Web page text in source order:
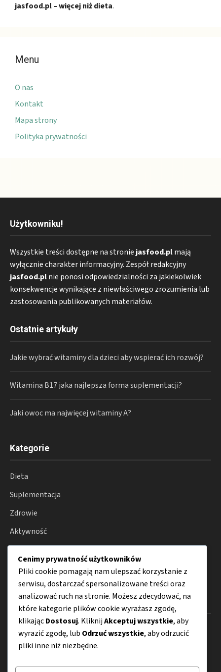
jasfood.pl – więcej niż dieta.
Menu
O nas
Kontakt
Mapa strony
Polityka prywatności
Użytkowniku!
Wszystkie treści dostępne na stronie jasfood.plmają
wyłącznie charakter informacyjny. Zespół redakcyjny
jasfood.plnie ponosi odpowiedzialności za jakiekolwiek
konsekwencje wynikające z niewłaściwego zrozumienia lub
zastosowania publikowanych materiałów.
Ostatnie artykuły
Jakie wybrać witaminy dla dzieci aby wspierać ich rozwój?
Witamina B17 jaka najlepsza forma suplementacji?
Jaki owoc ma najwięcej witaminy A?
Kategorie
Dieta
Suplementacja
Zdrowie
Aktywność
Porady
Menu
O nas
Kontakt
Mapa strony
Cenimy prywatność użytkowników
Pliki cookie pomagają nam ulepszać korzystanie z
serwisu, dostarczać spersonalizowane treści oraz
analizować ruch na stronie. Możesz zdecydować, na
które kategorie plików cookie wyrażasz zgodę,
klikającDostosuj. KliknijAkceptuj wszystkie, aby
wyrazić zgodę, lub Odrzuć wszystkie, aby odrzucić
pliki inne niż niezbędne.